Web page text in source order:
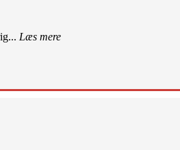
Læs mere